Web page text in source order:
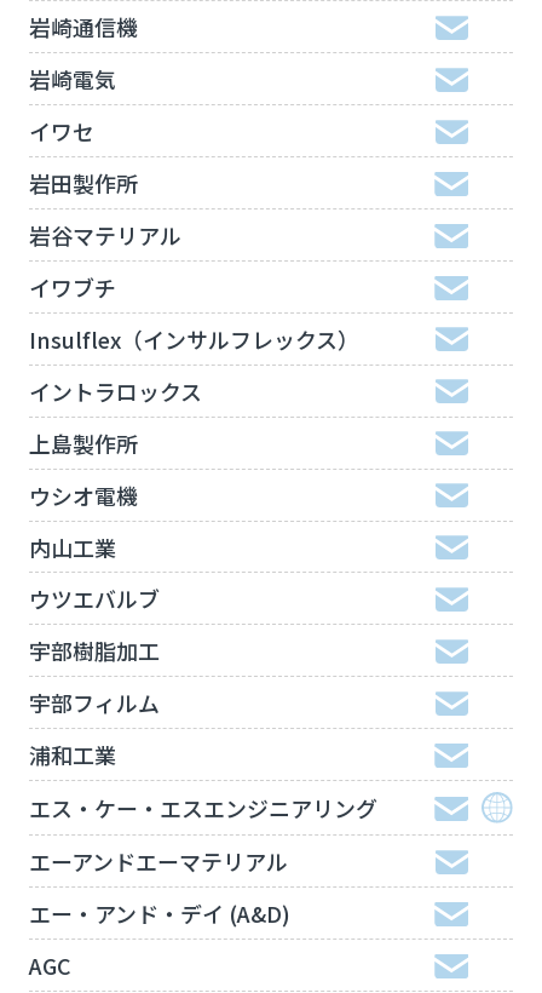
岩崎通信機
岩崎電気
イワセ
岩田製作所
岩谷マテリアル
イワブチ
Insulflex（インサルフレックス）
イントラロックス
上島製作所
ウシオ電機
内山工業
ウツエバルブ
宇部樹脂加工
宇部フィルム
浦和工業
エス・ケー・エスエンジニアリング
エーアンドエーマテリアル
エー・アンド・デイ (A&D)
AGC